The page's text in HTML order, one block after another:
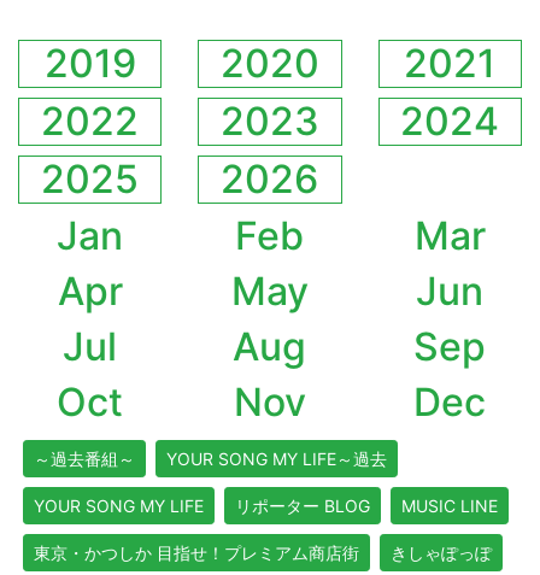
2019 2020
2021
2022
2023
2024
2025
2026
Jan
Feb
Mar
Apr
May
Jun
Jul
Aug
Sep
Oct
Nov Dec
～過去番組～ YOUR SONG MY LIFE～過去
YOUR SONG MY LIFE リポーター BLOG MUSIC LINE
東京・かつしか 目指せ！プレミアム商店街 きしゃぽっぽ